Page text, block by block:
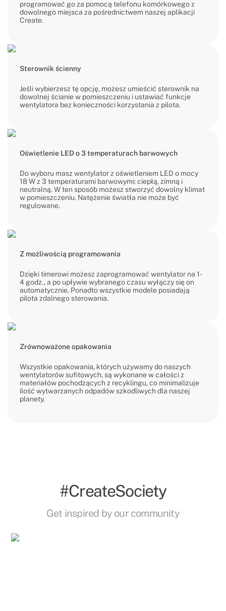
programować go za pomocą telefonu komórkowego z
dowolnego miejsca za pośrednictwem naszej aplikacji
Create.
Sterownik ścienny
Jeśli wybierzesz tę opcję, możesz umieścić sterownik na
dowolnej ścianie w pomieszczeniu i ustawiać funkcje
wentylatora bez konieczności korzystania z pilota.
Oświetlenie LED o 3 temperaturach barwowych
Do wyboru masz wentylator z oświetleniem LED o mocy
18 W z 3 temperaturami barwowymi: ciepłą, zimną i
neutralną. W ten sposób możesz stworzyć dowolny klimat
w pomieszczeniu. Natężenie światła nie może być
regulowane.
Z możliwością programowania
Dzięki timerowi możesz zaprogramować wentylator na 1-
4 godz., a po upływie wybranego czasu wyłączy się on
automatycznie. Ponadto wszystkie modele posiadają
pilota zdalnego sterowania.
Zrównoważone opakowania
Wszystkie opakowania, których używamy do naszych
wentylatorów sufitowych, są wykonane w całości z
materiałów pochodzących z recyklingu, co minimalizuje
ilość wytwarzanych odpadów szkodliwych dla naszej
planety.
#CreateSociety
Get inspired by our community